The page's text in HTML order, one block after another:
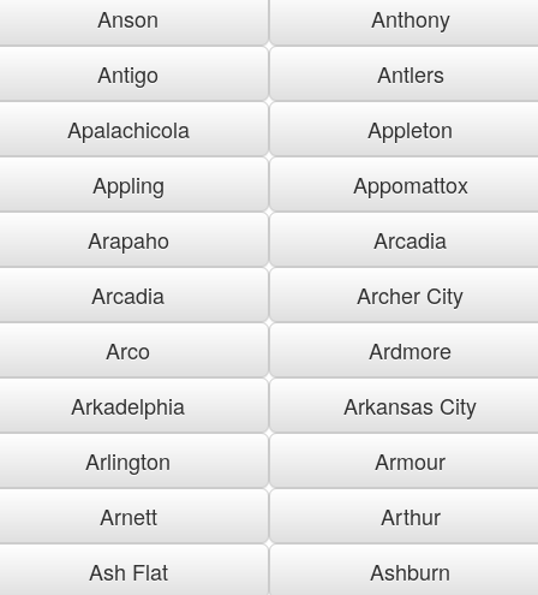
Anson
Anthony
Antigo
Antlers
Apalachicola
Appleton
Appling
Appomattox
Arapaho
Arcadia
Arcadia
Archer City
Arco
Ardmore
Arkadelphia
Arkansas City
Arlington
Armour
Arnett
Arthur
Ash Flat
Ashburn